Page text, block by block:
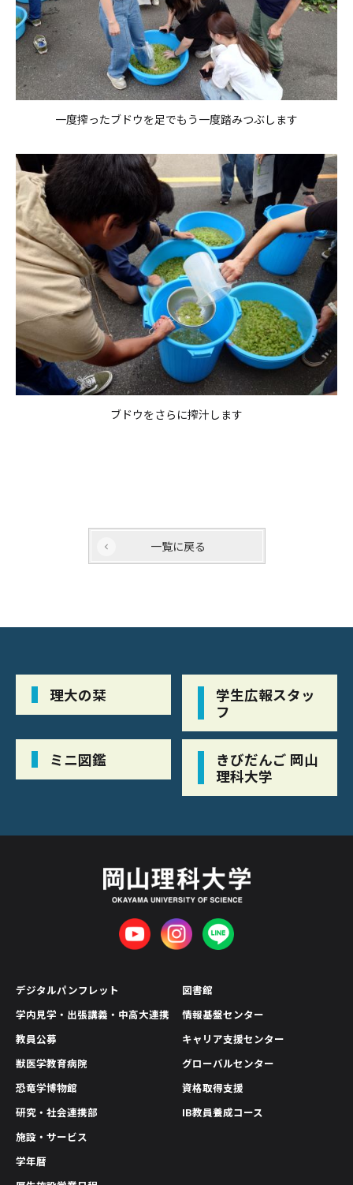
一度搾ったブドウを足でもう一度踏みつぶします
ブドウをさらに搾汁します
一覧に戻る
理大の栞
学生広報スタッ
フ
ミニ図鑑
きびだんご 岡山
理科大学
デジタルパンフレット
学内見学・出張講義・中高大連携
教員公募
獣医学教育病院
恐竜学博物館
研究・社会連携部
図書館
情報基盤センター
キャリア支援センター
グローバルセンター
資格取得支援
IB教員養成コース
施設・サービス
学年暦